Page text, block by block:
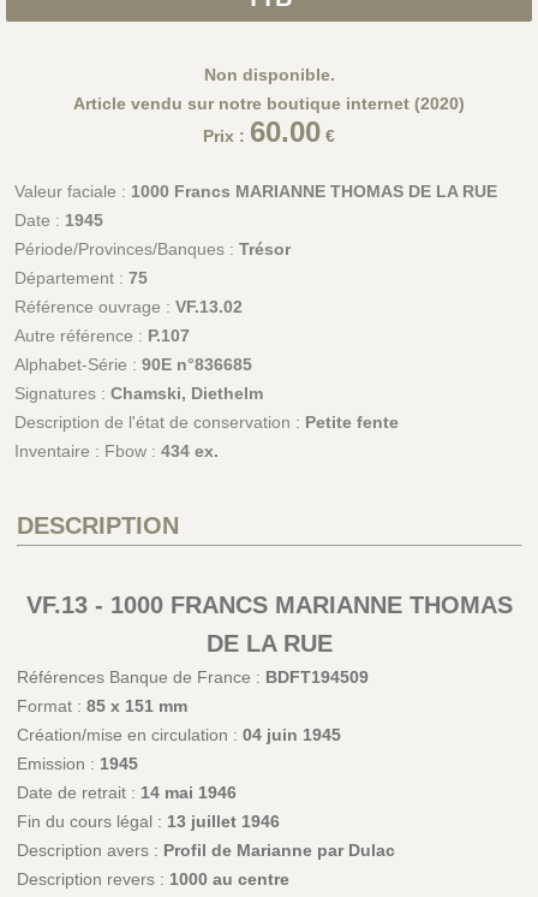
Non disponible.
Article vendu sur notre boutique internet (2020)
Prix : 60.00 €
Valeur faciale : 1000 Francs MARIANNE THOMAS DE LA RUE
Date : 1945
Période/Provinces/Banques : Trésor
Département : 75
Référence ouvrage : VF.13.02
Autre référence : P.107
Alphabet-Série : 90E n°836685
Signatures : Chamski, Diethelm
Description de l'état de conservation : Petite fente
Inventaire : Fbow : 434 ex.
DESCRIPTION
VF.13 - 1000 FRANCS MARIANNE THOMAS
DE LA RUE
Références Banque de France : BDFT194509
Format : 85 x 151 mm
Création/mise en circulation : 04 juin 1945
Emission : 1945
Date de retrait : 14 mai 1946
Fin du cours légal : 13 juillet 1946
Description avers : Profil de Marianne par Dulac
Description revers : 1000 au centre